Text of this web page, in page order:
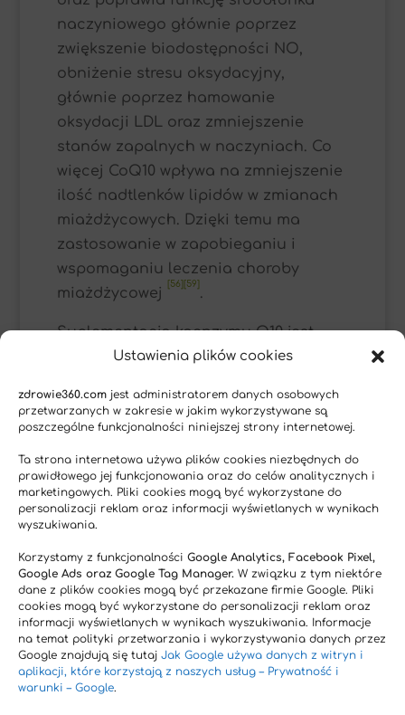
Ustawienia plików cookies
zdrowie360.com jest administratorem danych osobowych
przetwarzanych w zakresie w jakim wykorzystywane są
poszczególne funkcjonalności niniejszej strony internetowej.
Ta strona internetowa używa plików cookies niezbędnych do
prawidłowego jej funkcjonowania oraz do celów analitycznych i
marketingowych. Pliki cookies mogą być wykorzystane do
personalizacji reklam oraz informacji wyświetlanych w wynikach
wyszukiwania.
Korzystamy z funkcjonalności Google Analytics, Facebook Pixel,
Google Ads oraz Google Tag Manager. W związku z tym niektóre
dane z plików cookies mogą być przekazane firmie Google. Pliki
cookies mogą być wykorzystane do personalizacji reklam oraz
informacji wyświetlanych w wynikach wyszukiwania. Informacje
na temat polityki przetwarzania i wykorzystywania danych przez
Google znajdują się tutaj Jak Google używa danych z witryn i
aplikacji, które korzystają z naszych usług – Prywatność i
warunki – Google.
naczyniowego głównie poprzez
zwiększenie biodostępności NO,
obniżenie stresu oksydacyjny,
głównie poprzez hamowanie
oksydacji LDL oraz zmniejszenie
stanów zapalnych w naczyniach. Co
więcej CoQ10 wpływa na zmniejszenie
ilość nadtlenków lipidów w zmianach
miażdżycowych. Dzięki temu ma
zastosowanie w zapobieganiu i
wspomaganiu leczenia choroby
miażdżycowej
[56] [59]
.
Suplementacja koenzymu Q10 jest
szczególnie zalecana osobom z
układu krążenia, u osób po zawale
lub z przewlekłą niewydolnością
serca
. U osób tych ubichinon jest
w stanie zwiększyć wydolność serca
m.in. poprzez poprawę frakcji
wyrzutowej (EF)
skurczowej (SV) i innych parametrów
takich jak wskaźnik sercowy (CI) oraz
EDVI
[58]
.
Zalecane dawki koenzymu Q10 to od
50mg – 300mg dziennie. Pamiętaj, aby
zapytać się swojego lekarza lub